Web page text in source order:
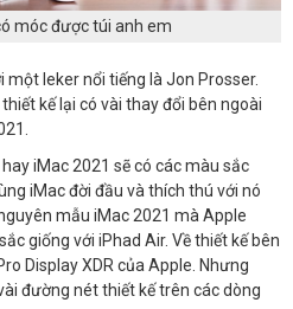
móc được túi anh em
leker nổi tiếng là Jon Prosser.
kế lại có vài thay đổi bên ngoài
iMac 2021 sẽ có các màu sắc
iMac đời đầu và thích thú với nó
mẫu iMac 2021 mà Apple
giống với iPhad Air. Về thiết kế bên
Display XDR của Apple. Nhưng
đường nét thiết kế trên các dòng